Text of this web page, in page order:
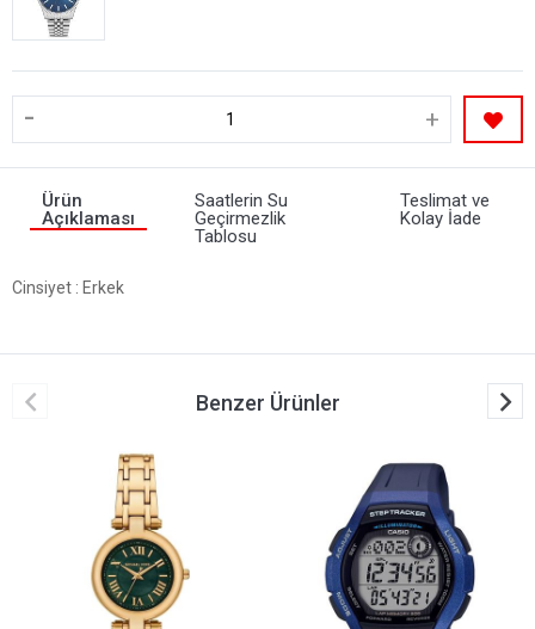
- +
Ürün
Açıklaması
Saatlerin Su
Geçirmezlik
Tablosu
Teslimat ve
Kolay İade
Cinsiyet : Erkek
Benzer Ürünler